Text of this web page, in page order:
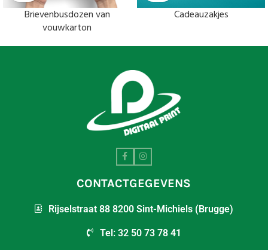
Brievenbusdozen van
vouwkarton
Cadeauzakjes
CONTACTGEGEVENS
Rijselstraat 88 8200 Sint-Michiels (Brugge)
Tel: 32 50 73 78 41